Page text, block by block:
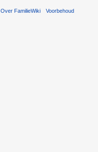
Over FamilieWiki Voorbehoud